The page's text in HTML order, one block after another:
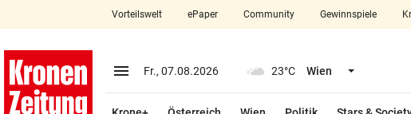
closeSchließen
Vorteilswelt ePaper Community Gewinnspiele
menu Menü aufklappen
Fr., 07.08.2026 23°C Wien Menü